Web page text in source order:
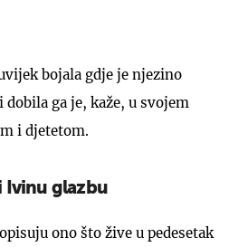
bojala gdje je njezino
ga je, kaže, u svojem
i djetetom.
Ivinu glazbu
ono što žive u pedesetak